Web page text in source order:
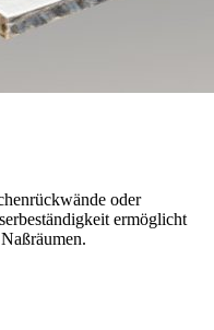
oder
ermöglicht